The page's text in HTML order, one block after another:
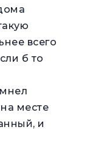
всего
б то
месте
и